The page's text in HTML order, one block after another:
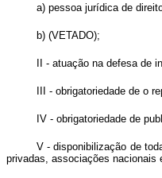
a) pessoa jurídica de
b) (VETADO);
II - atuação na defesa de
III - obrigatoriedade de o
IV - obrigatoriedade de
V - disponibilização de
privadas, associações nacionais